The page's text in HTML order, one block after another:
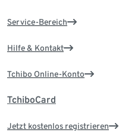
Service-Bereich
Hilfe & Kontakt
Tchibo Online-Konto
TchiboCard
Jetzt kostenlos registrieren